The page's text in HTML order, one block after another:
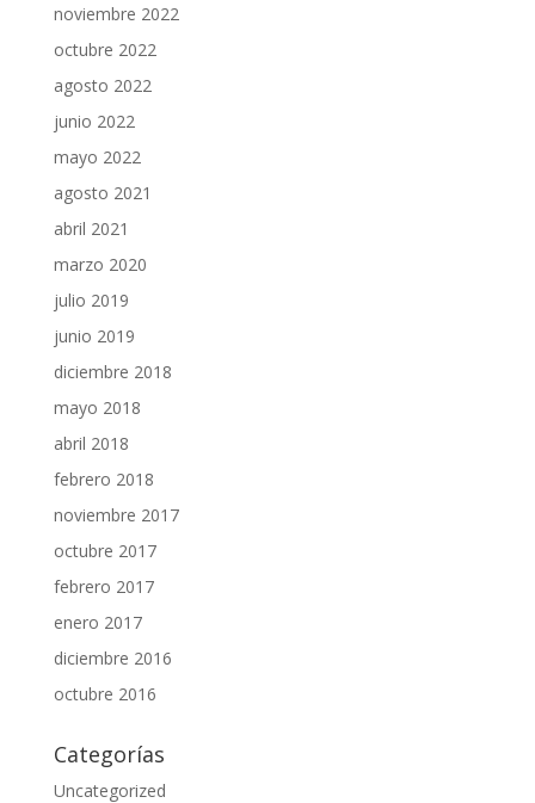
noviembre 2022
octubre 2022
agosto 2022
junio 2022
mayo 2022
agosto 2021
abril 2021
marzo 2020
julio 2019
junio 2019
diciembre 2018
mayo 2018
abril 2018
febrero 2018
noviembre 2017
octubre 2017
febrero 2017
enero 2017
diciembre 2016
octubre 2016
Categorías
Uncategorized